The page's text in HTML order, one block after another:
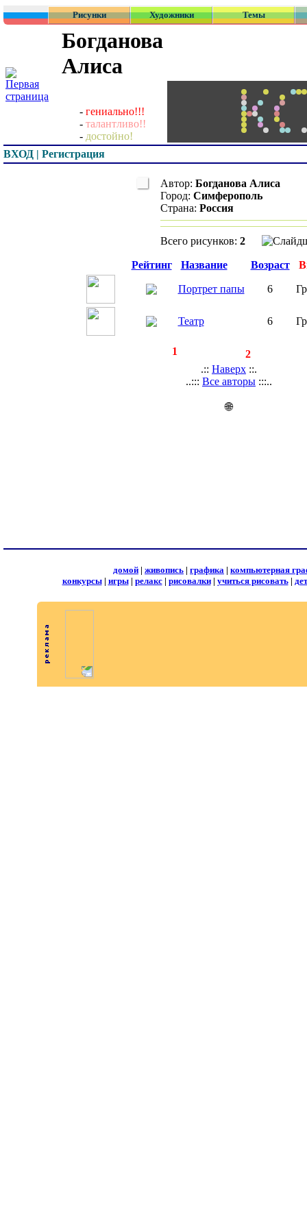
Рисунки Художники Темы
Богданова
Алиса
- гениально!!!
- талантливо!!
- достойно!
ВХОД | Регистрация
Автор: Богданова Алиса
Город: Симферополь
Страна: Россия
Всего рисунков: 2
Рейтинг Название Возраст
Портрет папы 6
Театр 6
1
2
.:: Наверх ::.
..::: Все авторы :::..
🌐
домой | живопись | графика | компьютерная
конкурсы| игры| релакс| рисовалки| учиться рисовать|